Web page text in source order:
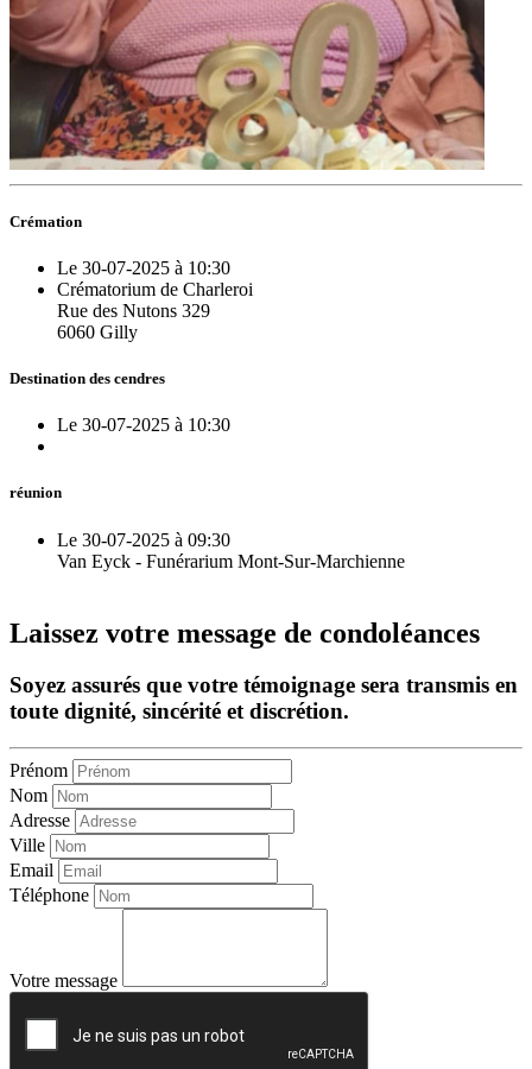
Crémation
Le 30-07-2025 à 10:30
Crématorium de Charleroi
Rue des Nutons 329
6060 Gilly
Destination des cendres
Le 30-07-2025 à 10:30
réunion
Le 30-07-2025 à 09:30
Van Eyck - Funérarium Mont-Sur-Marchienne
Laissez votre message de condoléances
Soyez assurés que votre témoignage sera transmis en
toute dignité, sincérité et discrétion.
Prénom
Nom
Adresse
Ville
Email
Téléphone
Votre message